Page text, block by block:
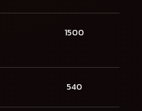
1500
540